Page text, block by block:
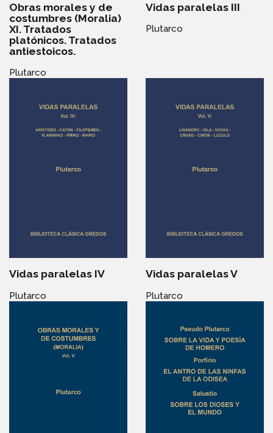
Obras morales y de
costumbres (Moralia)
XI. Tratados
platónicos. Tratados
antiestoicos.
Plutarco
Vidas paralelas III
Plutarco
Vidas paralelas IV
Plutarco
Vidas paralelas V
Plutarco